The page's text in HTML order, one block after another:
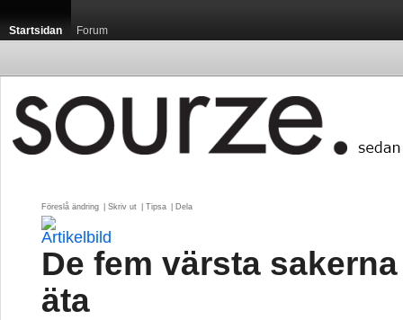
Startsidan Forum
Föreslå ändring Skriv ut Tipsa Dela
De fem värsta
äta